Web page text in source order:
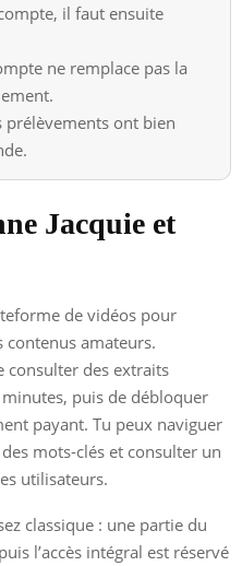
il faut ensuite
ne remplace pas la
ont bien
Jacquie et
de vidéos pour
amateurs.
consulter des extraits
puis de débloquer
payant. Tu peux naviguer
mots-clés et consulter un
utilisateurs.
classique : une partie du
l’accès intégral est réservé